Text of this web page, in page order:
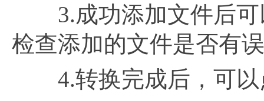
3.成功添加文件后可
检查添加的文件是否有
4.转换完成后，可以